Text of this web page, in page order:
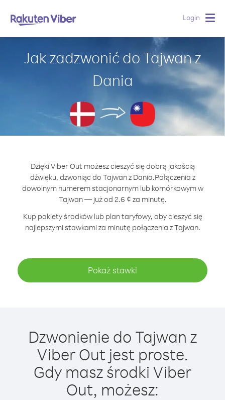
Login
Jak zadzwonić do Tajwan z
Dania
Dzięki Viber Out możesz cieszyć się dobrą jakością
dźwięku, dzwoniąc do Tajwan z Dania.Połączenia z
dowolnym numerem stacjonarnym lub komórkowym w
Tajwan — już od 2.6 ¢ za minutę.
Kup pakiety środków lub plan taryfowy, aby cieszyć się
najlepszymi stawkami za minutę połączenia z Tajwan.
Pokaż stawki
Dzwonienie do Tajwan z
Viber Out jest proste.
Gdy masz środki Viber
Out, możesz: